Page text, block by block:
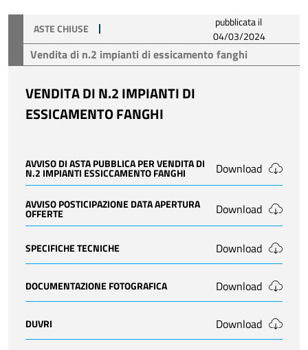
ASTE CHIUSE
pubblicata il
04/03/2024
Vendita di n.2 impianti di essicamento fanghi
VENDITA DI N.2 IMPIANTI DI
ESSICAMENTO FANGHI
AVVISO DI ASTA PUBBLICA PER VENDITA DI
N.2 IMPIANTI ESSICCAMENTO FANGHI Download
AVVISO POSTICIPAZIONE DATA APERTURA
OFFERTE Download
SPECIFICHE TECNICHE Download
DOCUMENTAZIONE FOTOGRAFICA Download
DUVRI Download